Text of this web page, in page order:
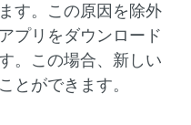
す。この原因を除外
プリをダウンロード
。この場合、新しい
とができます。